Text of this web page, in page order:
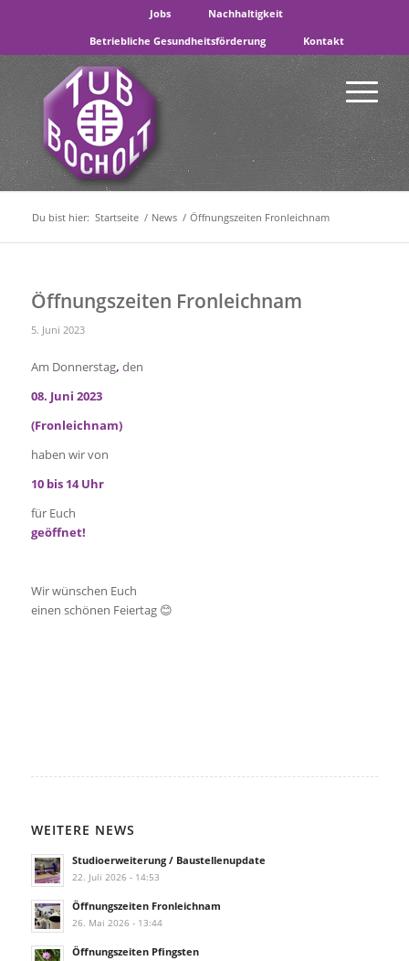
Jobs
Nachhaltigkeit
Betriebliche Gesundheitsförderung
Kontakt
Du bist hier: Startseite / News / Öffnungszeiten Fronleichnam
Öffnungszeiten Fronleichnam
5. Juni 2023
Am Donnerstag, den
08. Juni 2023
(Fronleichnam)
haben wir von
10 bis 14 Uhr
für Euch
geöffnet!
Wir wünschen Euch
einen schönen Feiertag 😊
WEITERE NEWS
Studioerweiterung / Baustellenupdate
22. Juli 2026 - 14:53
Öffnungszeiten Fronleichnam
26. Mai 2026 - 13:44
Öffnungszeiten Pfingsten